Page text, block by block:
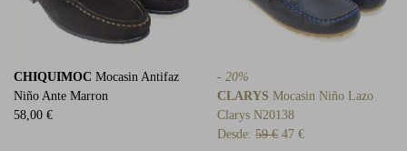
CHIQUIMOC Mocasin Antifaz
Niño Ante Marron
58,00 €
- 20%
CLARYS Mocasin Niño Lazo
Clarys N20138
Desde: 59 € 47 €